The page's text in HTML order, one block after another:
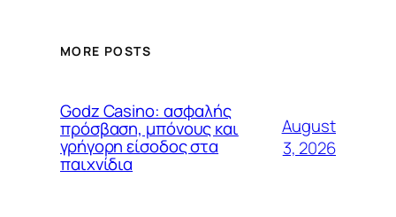
MORE POSTS
Godz Casino: ασφαλής
πρόσβαση, μπόνους και
γρήγορη είσοδος στα
παιχνίδια
August
3, 2026